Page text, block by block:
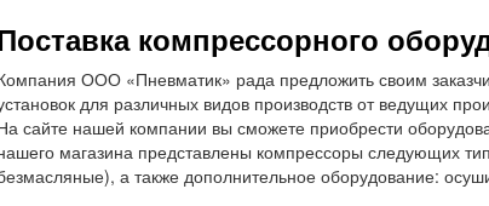
компрессорного
ООО «Пневматик» рада предложить своим
для различных видов производств от ведущих
сайте нашей компании вы сможете приобрести
магазина представлены компрессоры следующих
а также дополнительное оборудование: